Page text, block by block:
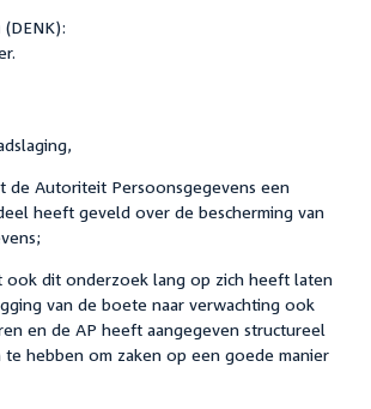
(DENK):
de Autoriteit Persoonsgegevens een
heeft geveld over de bescherming van
ook dit onderzoek lang op zich heeft laten
van de boete naar verwachting ook
en de AP heeft aangegeven structureel
te hebben om zaken op een goede manier